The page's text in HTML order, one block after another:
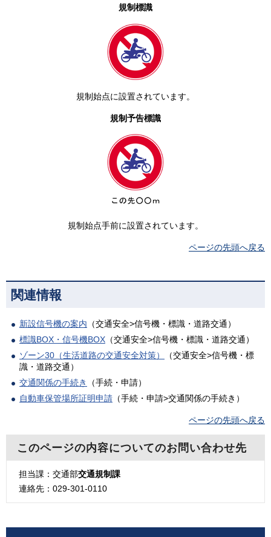
規制標識
規制始点に設置されています。
規制予告標識
規制始点手前に設置されています。
ページの先頭へ戻る
関連情報
新設信号機の案内 （交通安全>信号機・標識・道路交通）
標識BOX・信号機BOX （交通安全>信号機・標識・道路交通）
ゾーン30（生活道路の交通安全対策）
（交通安全>信号機・標
識・道路交通）
交通関係の手続き
（手続・申請）
自動車保管場所証明申請 （手続・申請>交通関係の手続き）
ページの先頭へ戻る
このページの内容についてのお問い合わせ先
担当課：交通部交通規制課
連絡先：029-301-0110